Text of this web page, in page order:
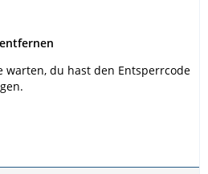
warten, du hast den Entsperrcode